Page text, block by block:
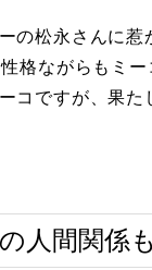
の松永さんに惹
格ながらもミ
コですが、果た
人間関係